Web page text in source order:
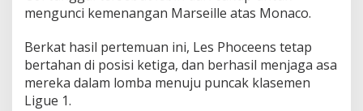
mengunci kemenangan Marseille atas Monaco.
Berkat hasil pertemuan ini, Les Phoceens tetap
bertahan di posisi ketiga, dan berhasil menjaga asa
mereka dalam lomba menuju puncak klasemen
Ligue 1.